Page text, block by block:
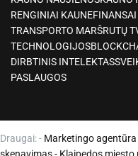
RENGINIAI KAUNEFINANSAI
TRANSPORTO MARŠRUTŲ
TECHNOLOGIJOS
DIRBTINIS INTELEKTAS
PASLAUGOS
Draugai: - Marketingo agentūra
skenavimas- Klaipedos miesto